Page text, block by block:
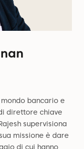
bancario e
direttore chiave
supervisiona
missione è dare
di cui hanno